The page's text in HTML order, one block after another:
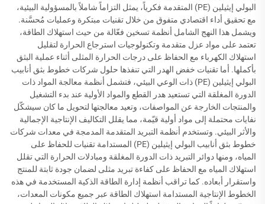
البولي إيثيلين (PE) المتقدمة فكرياً، يمثل التزاماً شاملاً بالمسؤولية البيئية،
مع تحقيق أداء اقتصادي متفوق من خلال تقنيات مبتكرة وعمليات مُحسَّنة.
ويشمل هذا النهج الشامل أنظمة تسخين فعّالة من حيث استهلاك الطاقة،
تعتمد على مواد عزل متقدمة وتكنولوجيات استرجاع الحرارة لتقليل
استهلاك الكهرباء مع الحفاظ على درجات الحرارة المثلى أثناء عملية البثق
بأكملها. أما تقنيات خفض الهدر التي تنفذها حلول شركات خطوط بثق أنابيب
البولي إيثيلين (PE) ذات الوعي البيئي، فتشمل أنظمة معالجة المواد ذات
الدورة المغلقة التي تستعيد هدر القطع والمواد الأولية عند بدء التشغيل
والمنتجات الخارجة عن المواصفات، وتعيد معالجتها لتحويل ما كان سيشكّل
نفايات محتملة إلى مواد أولية قيّمة، مما يقلل التكاليف الإنتاجية الإجمالية
والأثر البيئي. وتستخدم أنظمة التبريد المتقدمة المدمجة في معدات شركات
خطوط بثق أنابيب البولي إيثيلين (PE) المستدامة تقنيات للحفاظ على
المياه، ومنها دوائر التبريد ذات الدورة المغلقة ومبادلات الحرارة التي تقلل
استهلاك المياه مع الحفاظ على كفاءة تبريد مثلى لضمان جودة ثابتة للمنتج
واستقرار أبعاده. كما تراقب أنظمة إدارة الطاقة الذكية المستخدمة في هذه
الخطوط الإنتاجية المستدامة استهلاك الطاقة عبر جميع مكونات المعدات،